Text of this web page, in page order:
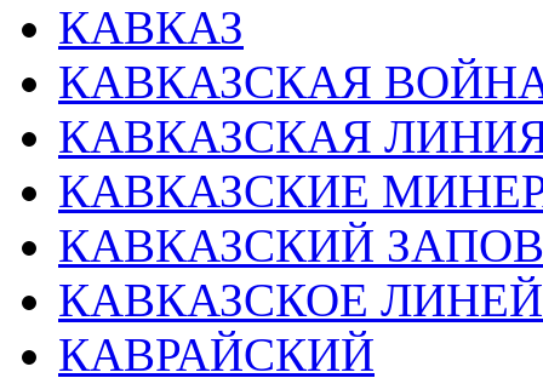
КАВКАЗ
КАВКАЗСКАЯ ВОЙНА
КАВКАЗСКАЯ
КАВКАЗСКИЕ
КАВКАЗСКИЙ
КАВКАЗСКОЕ
КАВРАЙСКИЙ